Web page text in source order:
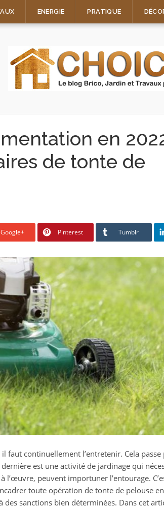
ENERGIE PRATIQUE
en
de tonte de
Google+ Pinterest Tumblr
faut continuellement l’entretenir. Cela
est une activité de jardinage qui
l’œuvre, peuvent importuner l’entourage.
toute opération de tonte de pelouse
des sanctions bien déterminées. Dans cet